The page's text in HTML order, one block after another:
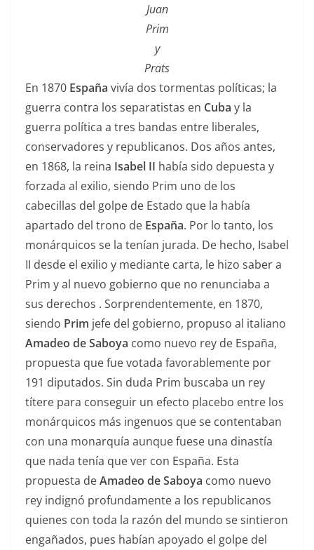
Juan
Prim
y
Prats
En 1870 España vivía dos tormentas políticas; la
guerra contra los separatistas en Cuba y la
guerra política a tres bandas entre liberales,
conservadores y republicanos. Dos años antes,
en 1868, la reina Isabel II había sido depuesta y
forzada al exilio, siendo Prim uno de los
cabecillas del golpe de Estado que la había
apartado del trono de España. Por lo tanto, los
monárquicos se la tenían jurada. De hecho, Isabel
II desde el exilio y mediante carta, le hizo saber a
Prim y al nuevo gobierno que no renunciaba a
sus derechos . Sorprendentemente, en 1870,
siendo Prim jefe del gobierno, propuso al italiano
Amadeo de Saboya como nuevo rey de España,
propuesta que fue votada favorablemente por
191 diputados. Sin duda Prim buscaba un rey
títere para conseguir un efecto placebo entre los
monárquicos más ingenuos que se contentaban
con una monarquía aunque fuese una dinastía
que nada tenía que ver con España. Esta
propuesta deAmadeo de Saboya como nuevo
rey indignó profundamente a los republicanos
quienes con toda la razón del mundo se sintieron
engañados, pues habían apoyado el golpe del